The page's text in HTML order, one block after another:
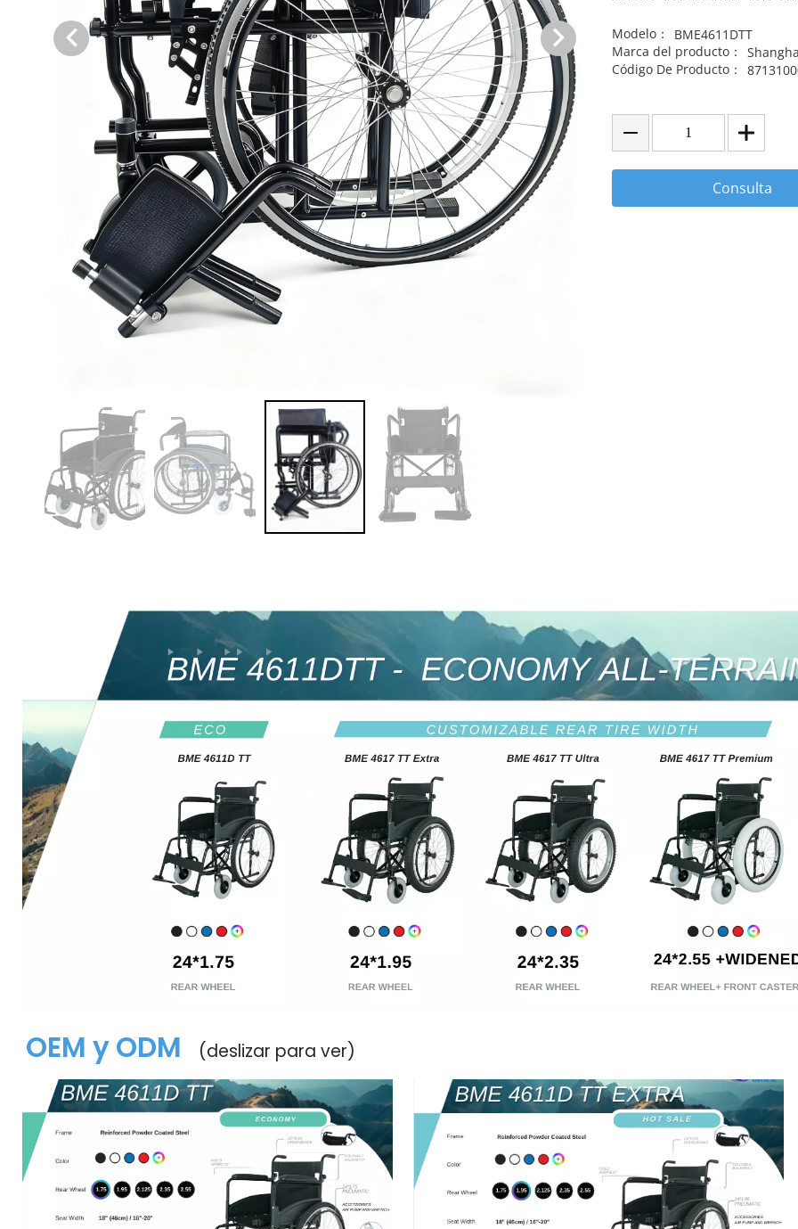
Modelo：
BME4611DTT
Marca del producto：
Código De Producto：
Consulta
OEM y ODM (deslizar para ver)